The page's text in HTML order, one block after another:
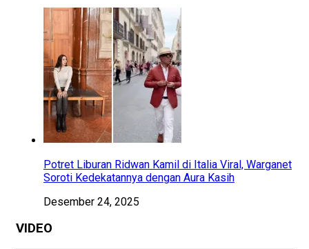
Potret Liburan Ridwan Kamil di Italia Viral, Warganet
Soroti Kedekatannya dengan Aura Kasih
Desember 24, 2025
VIDEO